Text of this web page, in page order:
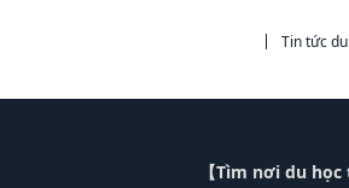
Tin tức
【Tìm nơi du